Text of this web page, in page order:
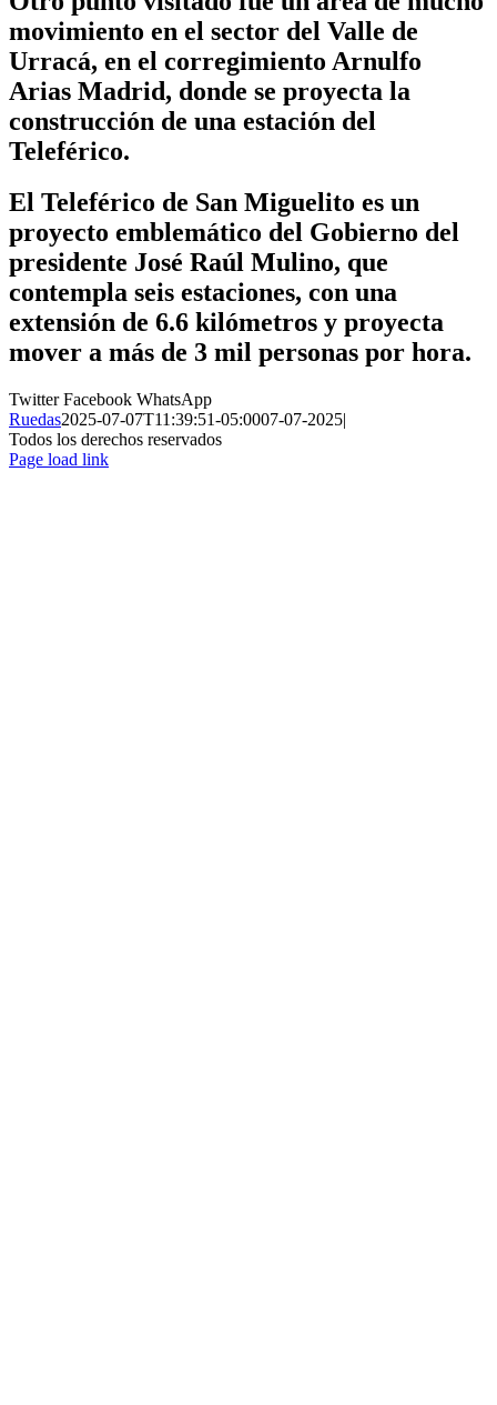
movimiento en el sector del Valle de
Urracá, en el corregimiento Arnulfo
Arias Madrid, donde se proyecta la
construcción de una estación del
Teleférico.
El Teleférico de San Miguelito es un
proyecto emblemático del Gobierno del
presidente José Raúl Mulino, que
contempla seis estaciones, con una
extensión de 6.6 kilómetros y proyecta
mover a más de 3 mil personas por hora.
TwitterFacebook WhatsApp
Ruedas2025-07-07T11:39:51-05:0007-07-2025|
Todos los derechos reservados
Page load link